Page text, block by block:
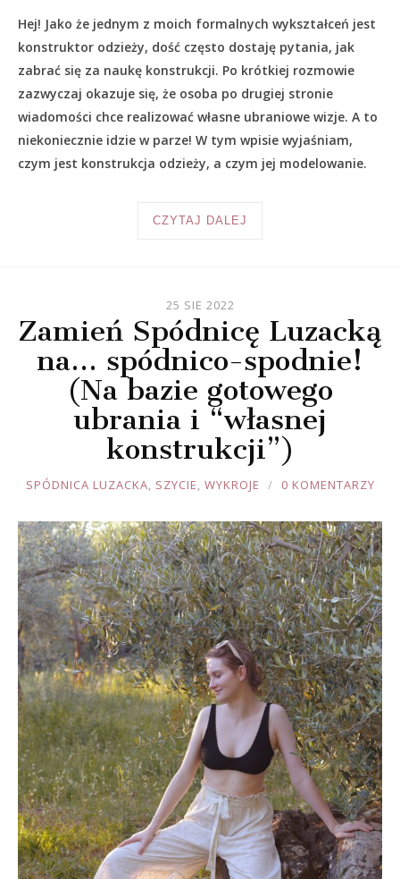
Hej! Jako że jednym z moich formalnych wykształceń jest
konstruktor odzieży, dość często dostaję pytania, jak
zabrać się za naukę konstrukcji. Po krótkiej rozmowie
zazwyczaj okazuje się, że osoba po drugiej stronie
wiadomości chce realizować własne ubraniowe wizje. A to
niekoniecznie idzie w parze! W tym wpisie wyjaśniam,
czym jest konstrukcja odzieży, a czym jej modelowanie.
CZYTAJ DALEJ
25 SIE 2022
Zamień Spódnicę Luzacką
na… spódnico-spodnie!
(Na bazie gotowego
ubrania i “własnej
konstrukcji”)
JOULE
SPÓDNICA LUZACKA, SZYCIE, WYKROJE 0 KOMENTARZY